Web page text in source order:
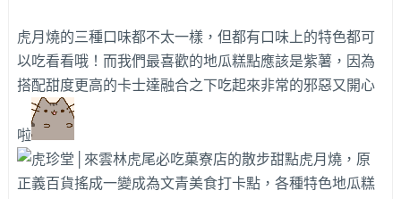
虎月燒的三種口味都不太一樣，但都有口味上的特色都可
以吃看看哦！而我們最喜歡的地瓜糕點應該是紫薯，因為
搭配甜度更高的卡士達融合之下吃起來非常的邪惡又開心
啦